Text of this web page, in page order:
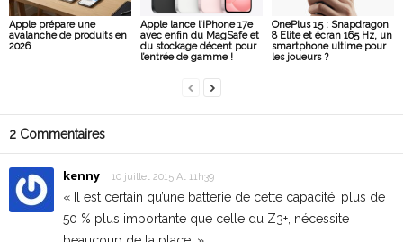
Apple prépare une
avalanche de produits en
2026
Apple lance l’iPhone 17e
avec enfin du MagSafe et
du stockage décent pour
l’entrée de gamme !
OnePlus 15 : Snapdragon
8 Elite et écran 165 Hz, un
smartphone ultime pour
les joueurs ?
2 Commentaires
kenny 10 juillet 2015 At 11h39
« Il est certain qu’une batterie de cette capacité, plus de
50 % plus importante que celle du Z3+, nécessite